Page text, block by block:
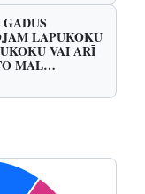
LAPUKOKU
VAI ARĪ
MAL…